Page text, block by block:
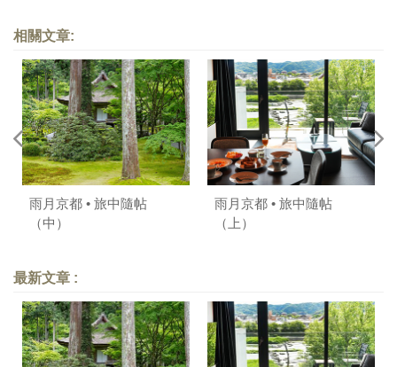
相關文章:
雨月京都 • 旅中隨帖
（中）
雨月京都 • 旅中隨帖
（上）
最新文章 :